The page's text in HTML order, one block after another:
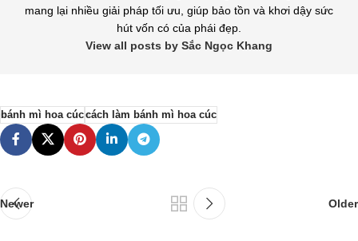
mang lại nhiều giải pháp tối ưu, giúp bảo tồn và khơi dậy sức
hút vốn có của phái đẹp.
View all posts by Sắc Ngọc Khang
bánh mì hoa cúccách làm bánh mì hoa cúc
Newer Older